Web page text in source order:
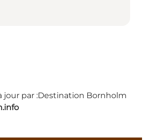
jour par :Destination Bornholm